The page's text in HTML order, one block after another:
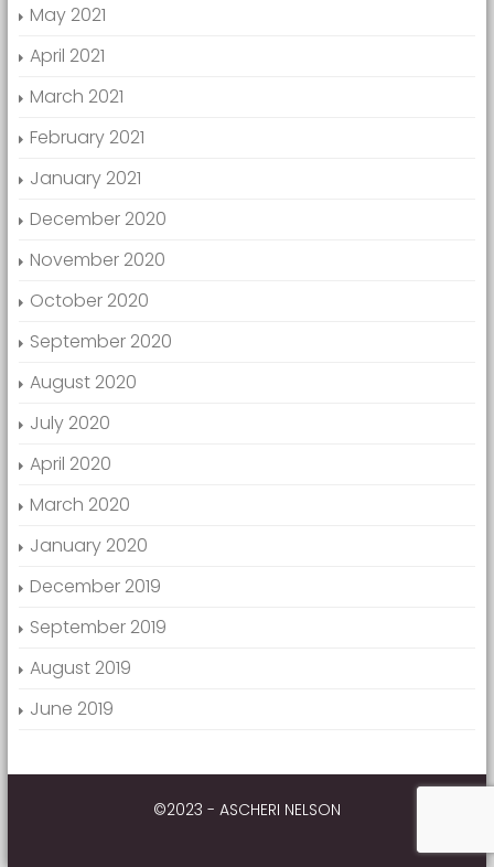
May 2021
April 2021
March 2021
February 2021
January 2021
December 2020
November 2020
October 2020
September 2020
August 2020
July 2020
April 2020
March 2020
January 2020
December 2019
September 2019
August 2019
June 2019
©2023 - ASCHERI NELSON